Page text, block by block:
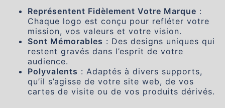
Représentent Fidèlement Votre Marque :
Chaque logo est conçu pour refléter votre
mission, vos valeurs et votre vision.
Sont Mémorables : Des designs uniques qui
restent gravés dans l’esprit de votre
audience.
Polyvalents : Adaptés à divers supports,
qu’il s’agisse de votre site web, de vos
cartes de visite ou de vos produits dérivés.